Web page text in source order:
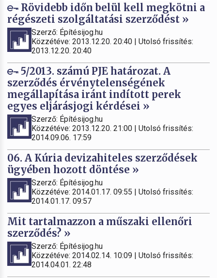
Rövidebb időn belül kell megkötni a
régészeti szolgáltatási szerződést »
Szerző: Építésijog.hu
Közzétéve: 2013.12.20. 20:40 | Utolsó frissítés:
2013.12.20. 20:40
5/2013. számú PJE határozat. A
szerződés érvénytelenségének
megállapítása iránt indított perek
egyes eljárásjogi kérdései »
Szerző: Építésijog.hu
Közzétéve: 2013.12.20. 21:00 | Utolsó frissítés:
2014.09.06. 17:59
06. A Kúria devizahiteles szerződések
ügyében hozott döntése »
Szerző: Építésijog.hu
Közzétéve: 2014.01.17. 09:55 | Utolsó frissítés:
2014.01.17. 09:57
Mit tartalmazzon a műszaki ellenőri
szerződés? »
Szerző: Építésijog.hu
Közzétéve: 2014.02.14. 10:09 | Utolsó frissítés:
2014.04.01. 22:48